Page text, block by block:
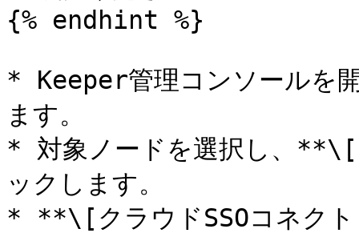
{% endhint %}
* Keeper管理コンソール
ます。
* 対象ノードを選択し、
ックします。
* **\[クラウドSSOコネ